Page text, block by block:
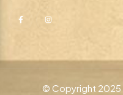
© Copyright 2025